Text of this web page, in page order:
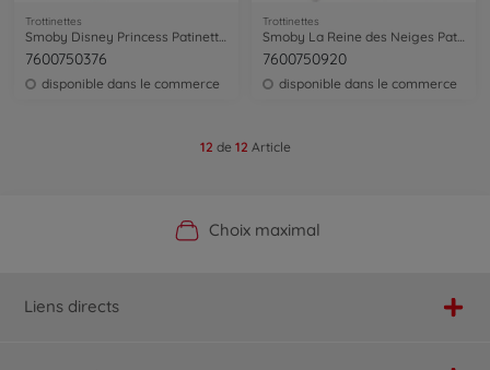
Trottinettes
7600750376
disponible dans le commerce
Trottinettes
7600750920
disponible dans le commerce
12 de 12 Article
Boutique officielle du fabricant
Choix maximal
Service personnalisé
Livraison rapide
Liens directs